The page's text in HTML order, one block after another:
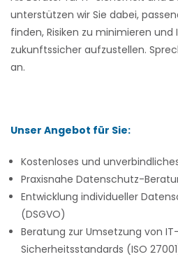
unterstützen wir Sie dabei,
finden, Risiken zu minimieren und
zukunftssicher aufzustellen.
an.
Unser Angebot für Sie:
Kostenloses und
Praxisnahe Datenschutz-
Entwicklung individueller
(DSGVO)
Beratung zur Umsetzung von IT-
Sicherheitsstandards (ISO